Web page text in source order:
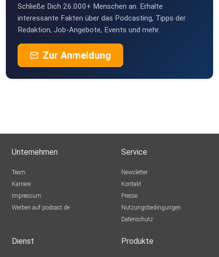
Schließe Dich 26.000+ Menschen an. Erhalte
interessante Fakten über das Podcasting, Tipps der
Redaktion, Job-Angebote, Events und mehr.
Zur Anmeldung
Unternehmen
Team
Karriere
Impressum
Werben auf podcast.de
Service
Newsletter
Kontakt
Presse
Nutzungsbedingungen
Datenschutz
Dienst Produkte